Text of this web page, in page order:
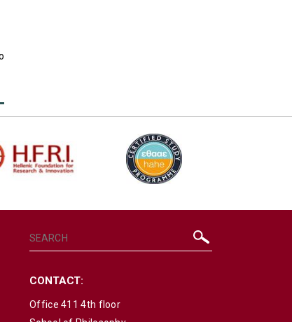
CONTACT:
Office 411 4th floor